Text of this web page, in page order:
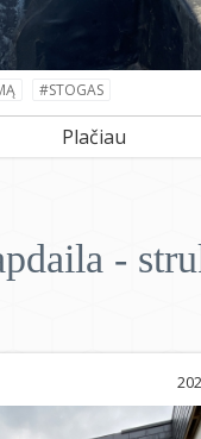
#STOGAS
Plačiau
-